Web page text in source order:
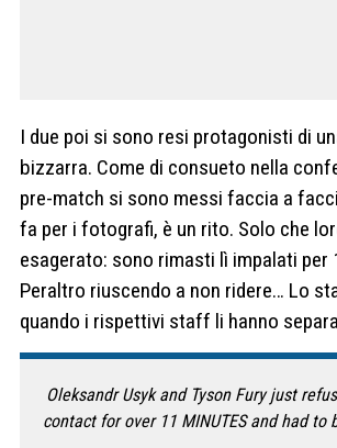
I due poi si sono resi protagonisti di
bizzarra. Come di consueto nella
pre-match si sono messi faccia a
fa per i fotografi, è un rito. Solo che
esagerato: sono rimasti lì impalati per
Peraltro riuscendo a non ridere… Lo
quando i rispettivi staff li hanno
Oleksandr Usyk and Tyson Fury just
contact for over 11 MINUTES and had